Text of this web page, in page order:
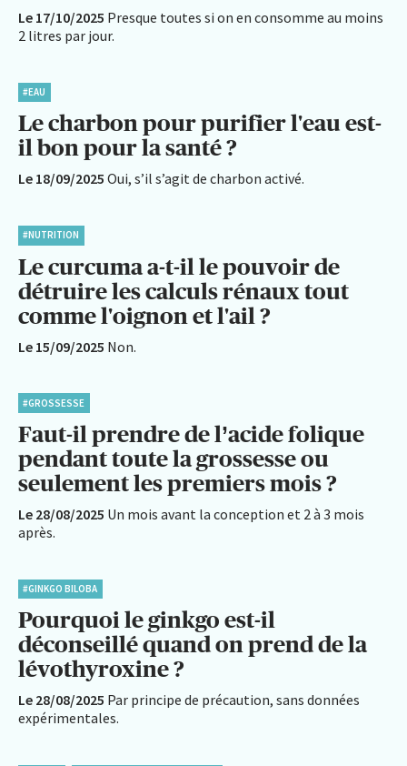
Le 17/10/2025 Presque toutes si on en consomme au moins
2 litres par jour.
#EAU
Le charbon pour purifier l'eau est-
il bon pour la santé ?
Le 18/09/2025 Oui, s’il s’agit de charbon activé.
#NUTRITION
Le curcuma a-t-il le pouvoir de
détruire les calculs rénaux tout
comme l'oignon et l'ail ?
Le 15/09/2025 Non.
#GROSSESSE
Faut-il prendre de l’acide folique
pendant toute la grossesse ou
seulement les premiers mois ?
Le 28/08/2025 Un mois avant la conception et 2 à 3 mois
après.
#GINKGO BILOBA
Pourquoi le ginkgo est-il
déconseillé quand on prend de la
lévothyroxine ?
Le 28/08/2025 Par principe de précaution, sans données
expérimentales.